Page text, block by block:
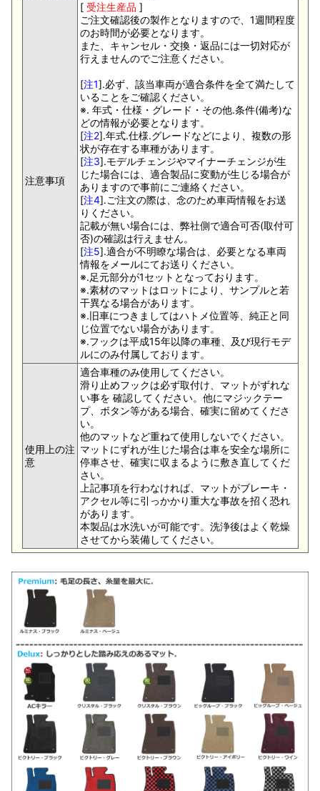
注意事項
[ 受注生産品 ]
ご注文確認後の製作となりますので、1週間程度
のお時間が必要となります。
また、キャンセル・交換・返品には一切対応が
行えませんのでご注意ください。
[注1].必ず、該当車両が適合条件を全て満たして
いることをご確認ください。
※. 年式・仕様・グレード・その他.条件(備考)な
どの情報が必要となります。
[注2].年式.仕様.グレードなどにより、複数の形
状が存在する車種があります。
[注3].モデルチェンジやマイナーチェンジが生
じた場合には、適合製品に変動が生じる場合が
ありますので事前にご連絡ください。
[注4].ご注文の際は、念のため車両情報をお送
りください。
記載が無い場合には、弊社側で適合可否(取付可
否)の確認は行えません。
[注5].適合が不明瞭な場合は、必要となる車両
情報をメールにてお送りください。
※.足元部分が1セットとなっております。
※.素材のマットはロットにより、サンプルと若
干異なる場合があります。
※.旧車につきましてはハトメ位置等、純正と同
じ位置でない場合があります。
※.フックは平成15年以降の車種、及び現行モデ
ルにのみ付属しております。
使用上の注
意
適合車種のみ使用してください。
滑り止めフックは必ず取付け、マットがずれな
い事を 確認してください。他にマジックテー
プ、ボタン等がある場合、確実に留めてくださ
い。
他のマットなど重ねて使用しないでください。
マットにずれが生じた場合は車を安全な場所に
停車させ、確実に収まるように敷き直してくだ
さい。
上記事項を行わなければ、マットがブレーキ・
アクセル等に引っかかり重大な事故を招く恐れ
があります。
本製品は水洗いが可能です。洗浄後はよく乾燥
させてから装備してください。